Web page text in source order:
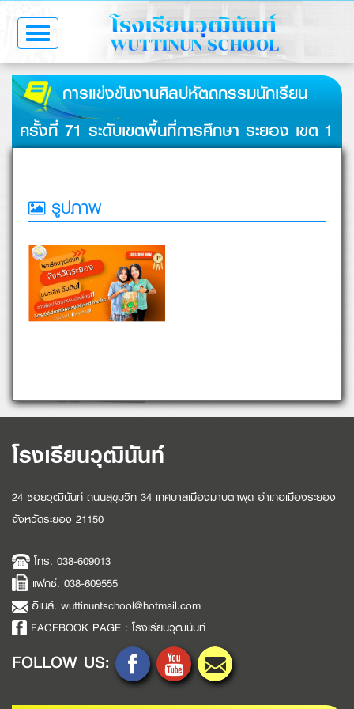
Toggle
navigation
การแข่งขันงานศิลปหัตถกรรมนักเรียน
ครั้งที่ 71 ระดับเขตพื้นที่การศึกษา ระยอง เขต 1
รูปภาพ
โรงเรียนวุฒินันท์
24 ซอยวุฒินันท์ ถนนสุขุมวิท 34 เทศบาลเมืองมาบตาพุด อำเภอเมืองระยอง
จังหวัดระยอง 21150
โทร. 038-609013
แฟกซ์. 038-609555
อีเมล์. wuttinuntschool@hotmail.com
FACEBOOK PAGE : โรงเรียนวุฒินันท์
FOLLOW US: